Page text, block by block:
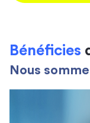
Bénéficies
Nous